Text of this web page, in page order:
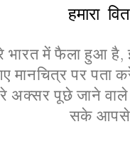
हमारा
भारत में फैला हुआ है,
मानचित्र पर
अक्सर पूछे जाने
सके आपसे